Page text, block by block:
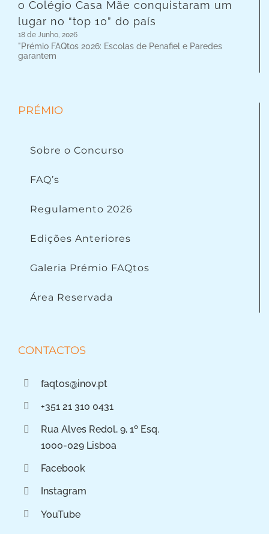
o Colégio Casa Mãe conquistaram um
lugar no “top 10” do país
18 de Junho, 2026
"Prémio FAQtos 2026: Escolas de Penafiel e Paredes
garantem
PRÉMIO
Sobre o Concurso
FAQ’s
Regulamento 2026
Edições Anteriores
Galeria Prémio FAQtos
Área Reservada
CONTACTOS
faqtos@inov.pt
+351 21 310 0431
Rua Alves Redol, 9, 1º Esq.
1000-029 Lisboa
Facebook
Instagram
YouTube